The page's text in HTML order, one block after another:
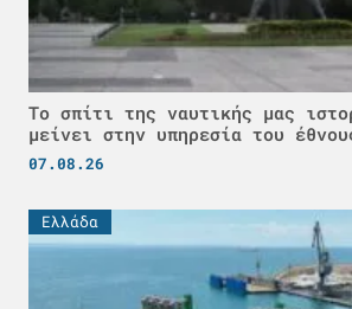
Το σπίτι της ναυτικής μας
μείνει στην υπηρεσία του
07.08.26
Ελλάδα